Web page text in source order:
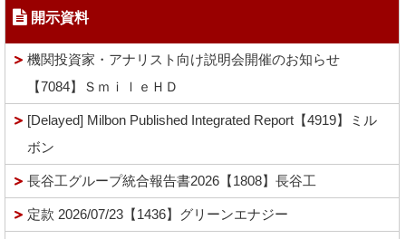
開示資料
機関投資家・アナリスト向け説明会開催のお知らせ
【7084】ＳｍｉｌｅＨＤ
[Delayed] Milbon Published Integrated Report【4919】ミル
ボン
長谷工グループ統合報告書2026【1808】長谷工
定款 2026/07/23【1436】グリーンエナジー